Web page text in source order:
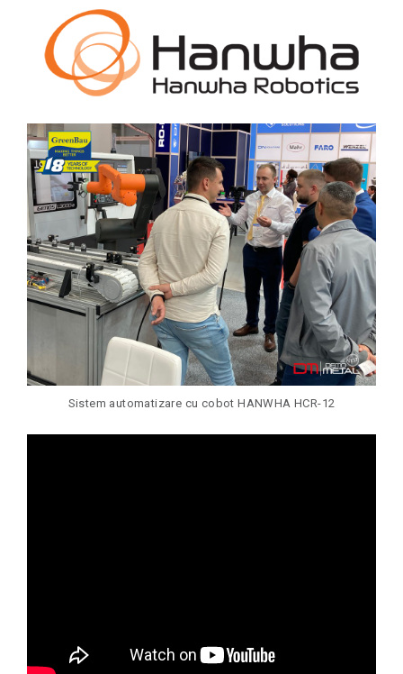
Sistem automatizare cu cobot HANWHA HCR-12